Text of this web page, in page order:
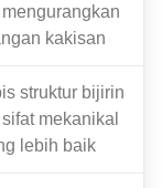
kakisan
struktur bijirin
mekanikal
lebih baik